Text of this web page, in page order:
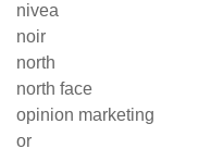
nivea
noir
north
north face
opinion marketing
or